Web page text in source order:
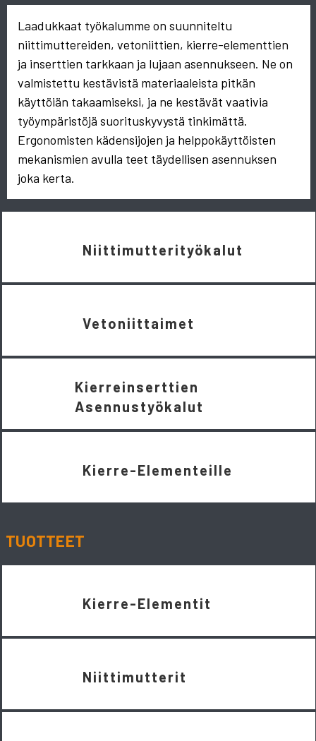
Laadukkaat työkalumme on suunniteltu
niittimuttereiden, vetoniittien, kierre-elementtien
ja inserttien tarkkaan ja lujaan asennukseen. Ne on
valmistettu kestävistä materiaaleista pitkän
käyttöiän takaamiseksi, ja ne kestävät vaativia
työympäristöjä suorituskyvystä tinkimättä.
Ergonomisten kädensijojen ja helppokäyttöisten
mekanismien avulla teet täydellisen asennuksen
joka kerta.
Niittimutterityökalut
Vetoniittaimet
Kierreinserttien
Asennustyökalut
Kierre-Elementeille
TUOTTEET
Kierre-Elementit
Niittimutterit